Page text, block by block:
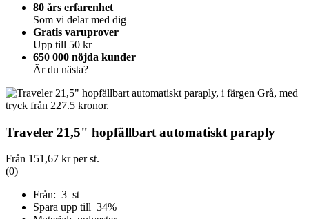
80 års erfarenhet
Som vi delar med dig
Gratis varuprover
Upp till 50 kr
650 000 nöjda kunder
Är du nästa?
Traveler 21,5" hopfällbart automatiskt paraply
Från 151,67 krper st.
(0)
Från: 3 st
Spara upp till 34%